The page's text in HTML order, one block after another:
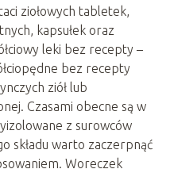
ziołowych tabletek,
kapsułek oraz
leki bez recepty –
bez recepty
ziół lub
Czasami obecne są w
z surowców
składu warto zaczerpnąć
Woreczek